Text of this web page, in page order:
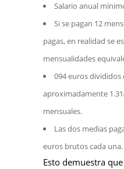
Salario anual
Si se pagan 12
pagas, en realidad se
mensualidades
094 euros divididos
aproximadamente
mensuales.
Las dos medias
euros brutos cada una.
Esto demuestra